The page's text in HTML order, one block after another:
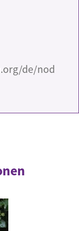
de/nod